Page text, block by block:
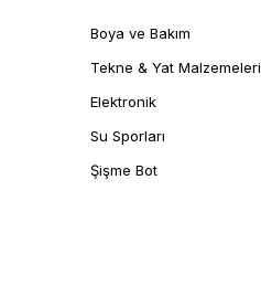
Boya ve Bakım
Tekne & Yat Malzemeleri
Elektronik
Su Sporları
Şişme Bot